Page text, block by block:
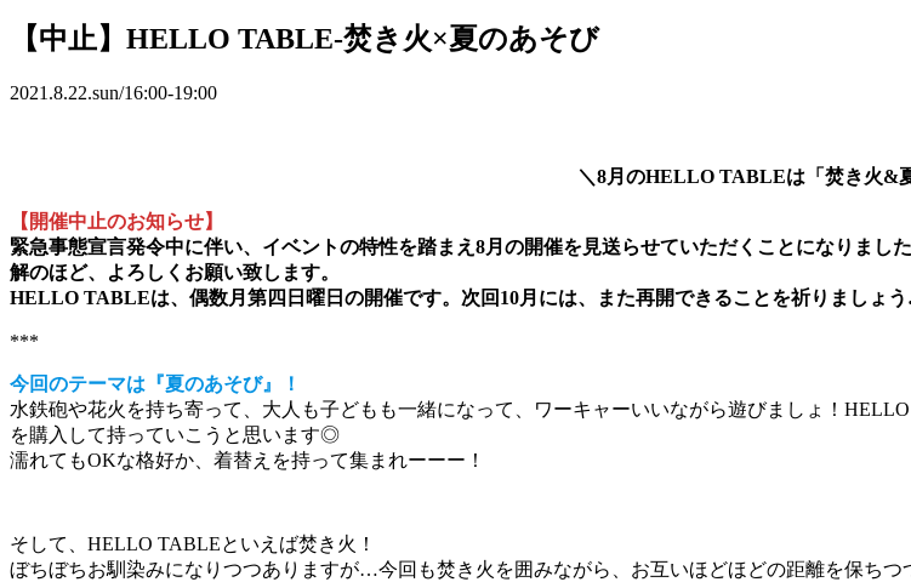
【中止】 HELLO TABLE-焚き火×夏のあそび
2021.8.22.sun/16:00-19:00
＼8月のHELLO TABLEは「焚き火&
【開催中止のお知らせ】
緊急事態宣言発令中に伴い、イベントの特性を踏まえ8月の開催を見送らせていただくことになりま
解のほど、よろしくお願い致します。
HELLO TABLEは、偶数月第四日曜日の開催です。次回10月には、また再開できることを祈りましょ
***
今回のテーマは『夏のあそび』！
水鉄砲や花火を持ち寄って、大人も子どもも一緒になって、ワーキャーいいながら遊びましょ！
を購入して持っていこうと思います◎
濡れてもOKな格好か、着替えを持って集まれーーー！
そして、HELLO TABLEといえば焚き火！
ぼちぼちお馴染みになりつつありますが…今回も焚き火を囲みながら、お互いほどほどの距離を保ちつ